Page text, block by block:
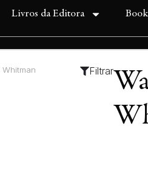
Livros da Editora
Filtrar